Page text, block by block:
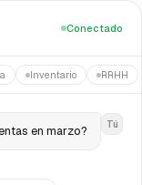
Conectado
Inventario RRHH
Tú
en marzo?